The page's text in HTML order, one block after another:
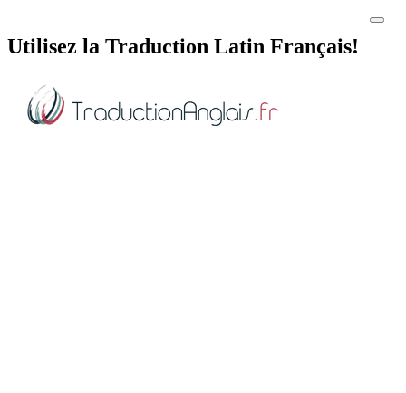
Utilisez la Traduction Latin Français!